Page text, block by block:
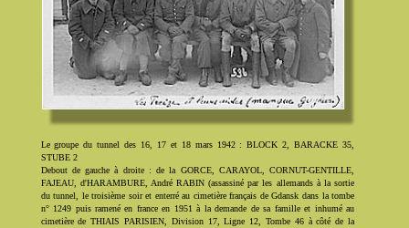
Le groupe du tunnel des 16, 17 et 18 mars 1942 : BLOCK 2, BARACKE 35,
STUBE 2
Debout de gauche à droite : de la GORCE, CARAYOL, CORNUT-GENTILLE,
FAJEAU, d'HARAMBURE, André RABIN (assassiné par les allemands à la sortie
du tunnel, le troisième soir et enterré au cimetière français de Gdansk dans la tombe
n° 1249 puis ramené en france en 1951 à la demande de sa famille et inhumé au
cimetière de THIAIS PARISIEN, Division 17, Ligne 12, Tombe 46 à côté de la